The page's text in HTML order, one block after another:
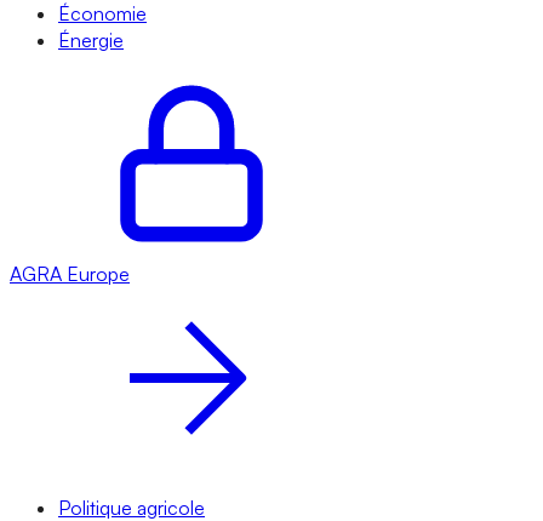
Économie
Énergie
AGRA Europe
Politique agricole